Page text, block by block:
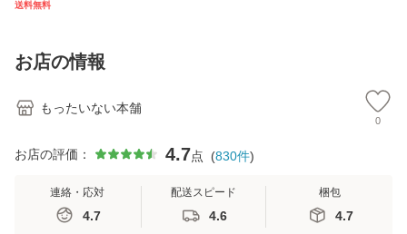
恵 藤本幸三 / 南江
堂 [単行
送料無料
お店の情報
もったいない本舗
0
お店の評価： 4.7点 (830件)
連絡・応対
4.7
配送スピード
4.6
梱包
4.7